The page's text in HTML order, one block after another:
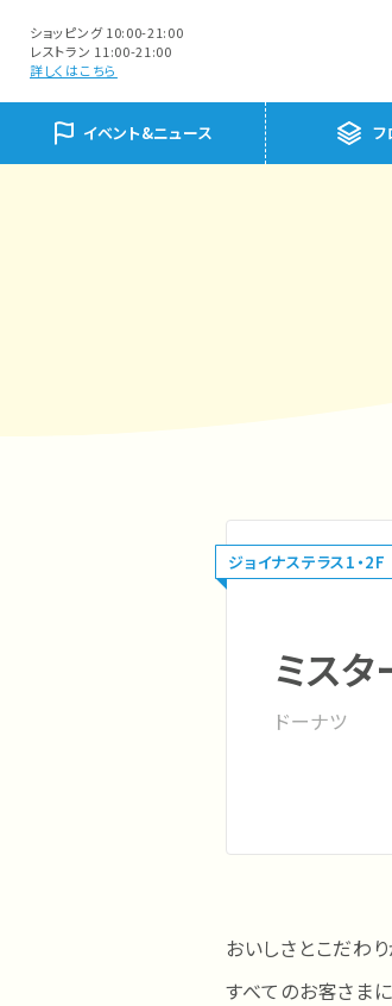
ショッピング 10:00-21:00
レストラン 11:00-21:00
詳しくはこちら
イベント&ニュース フ
ジョイナステラス1・2F
ミス
ドーナツ
おいしさとこだわ
すべてのお客さまに